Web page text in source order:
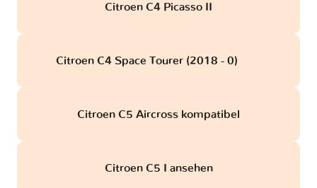
Citroen C4 Picasso II
Citroen C4 Space Tourer (2018 - 0)
Citroen C5 Aircross kompatibel
Citroen C5 I ansehen